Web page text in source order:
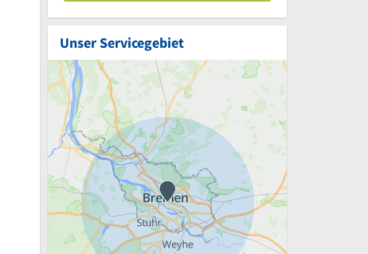
Unser Servicegebiet